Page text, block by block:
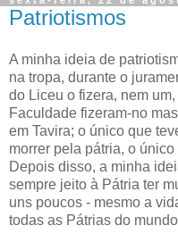
Patriotismos
A minha ideia de
na tropa, durante o
do Liceu o fizera, nem
Faculdade fizeram-no
em Tavira; o único que
morrer pela pátria, o
Depois disso, a minha
sempre jeito à Pátria ter
uns poucos - mesmo a
todas as Pátrias do